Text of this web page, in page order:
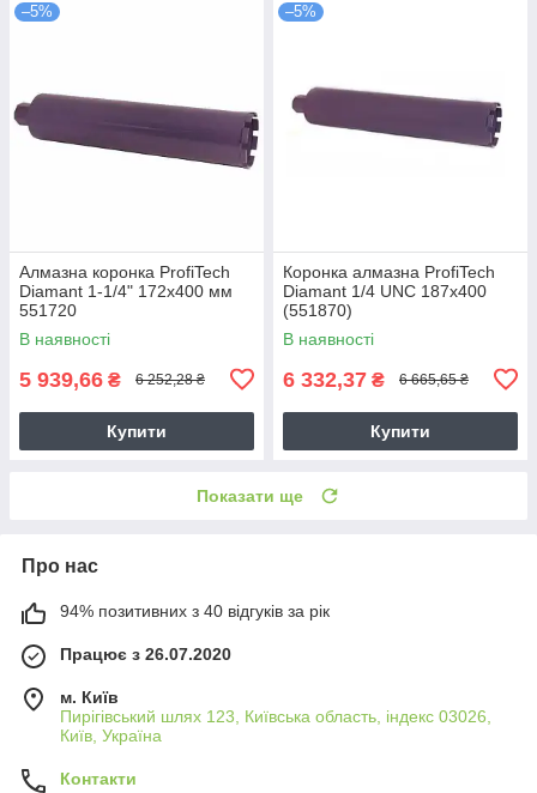
–5%
Алмазна коронка ProfiTech
Diamant 1-1/4" 172x400 мм
551720
В наявності
5 939,66 ₴ 6 252,28 ₴
Купити
–5%
Коронка алмазна ProfiTech
Diamant 1/4 UNC 187х400
(551870)
В наявності
6 332,37 ₴ 6 665,65 ₴
Купити
Показати ще
Про нас
94% позитивних з 40 відгуків за рік
Працює з 26.07.2020
м. Київ
Пирігівський шлях 123, Київська область, індекс 03026,
Київ, Україна
Контакти